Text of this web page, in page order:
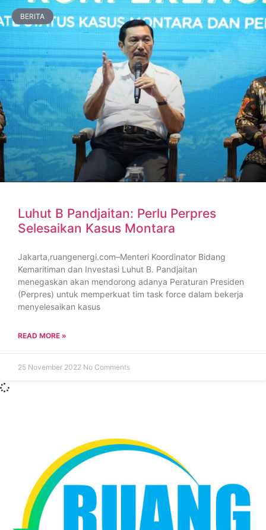
BERITA
Luhut B Pandjaitan: Perlu Perpres
Selesaikan Kasus Montara
Jakarta,ruangenergi.com–Menteri Koordinator Bidang
Kemaritiman dan Investasi Luhut B. Pandjaitan
menegaskan akan mendorong adanya Peraturan Presiden
(Perpres) untuk memperkuat tim task force dalam bekerja
menyelesaikan kasus
READ MORE »
25 November 2022 No Comments